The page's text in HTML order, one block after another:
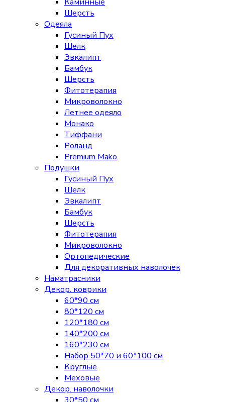
Шерсть
Одеяла
Гусиный Пух
Шелк
Эвкалипт
Бамбук
Шерсть
Фитотерапия
Микроволокно
Летнее одеяло
Монако
Тиффани
Роланд
Premium Mako
Подушки
Гусиный Пух
Шелк
Эвкалипт
Бамбук
Шерсть
Фитотерапия
Микроволокно
Ортопедические
Для декоративных наволочек
Наматрасники
Декор. коврики
60*90 см
80*120 см
120*180 см
140*200 см
160*230 см
Набор 50*70 и 60*100 см
Круглые
Меховые
Декор. наволочки